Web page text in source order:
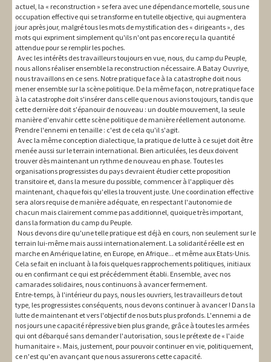
actuel, la « reconstruction » se fera avec une dépendance mortelle, sous une
occupation effective qui se transforme en tutelle objective, qui augmentera
jour après jour, malgré tous les mots de mystification des « dirigeants », des
mots qui expriment simplement qu'ils n'ont pas encore reçu la quantité
attendue pour se remplir les poches.
Avec les intérêts des travailleurs toujours en vue, nous, du camp du Peuple,
nous allons réaliser ensemble la reconstruction nécessaire. A Batay Ouvriye,
nous travaillons en ce sens. Notre pratique face à la catastrophe doit nous
mener ensemble sur la scène politique. De la même façon, notre pratique face
à la catastrophe doit s'insérer dans celle que nous avions toujours, tandis que
cette dernière doit s'épanouir de nouveau : un double mouvement, la seule
manière d'envahir cette scène politique de manière réellement autonome.
Prendre l'ennemi en tenaille : c'est de cela qu'il s'agit.
Avec la même conception dialectique, la pratique de lutte à ce sujet doit être
menée aussi sur le terrain international. Bien articulées, les deux doivent
trouver dès maintenant un rythme de nouveau en phase. Toutes les
organisations progressistes du pays devraient étudier cette proposition
transitoire et, dans la mesure du possible, commencer à l'appliquer dès
maintenant, chaque fois qu'elles la trouvent juste. Une coordination effective
sera alors requise de manière adéquate, en respectant l'autonomie de
chacun mais clairement comme pas additionnel, quoique très important,
dans la formation du camp du Peuple.
Nous devons dire qu'une telle pratique est déjà en cours, non seulement sur le
terrain lui-même mais aussi internationalement. La solidarité réelle est en
marche en Amérique latine, en Europe, en Afrique... et même aux Etats-Unis.
Cela se fait en incluant à la fois quelques rapprochements politiques, initiaux
ou en confirmant ce qui est précédemment établi. Ensemble, avec nos
camarades solidaires, nous continuons à avancer fermement.
Entre-temps, à l'intérieur du pays, nous les ouvriers, les travailleurs de tout
type, les progressistes conséquents, nous devons continuer à avancer ! Dans la
lutte de maintenant et vers l'objectif de nos buts plus profonds. L'ennemi a de
nos jours une capacité répressive bien plus grande, grâce à toutes les armées
qui ont débarqué sans demander l'autorisation, sous le prétexte de « l'aide
humanitaire ». Mais, justement, pour pouvoir continuer en vie, politiquement,
ce n'est qu'en avançant que nous assurerons cette capacité.